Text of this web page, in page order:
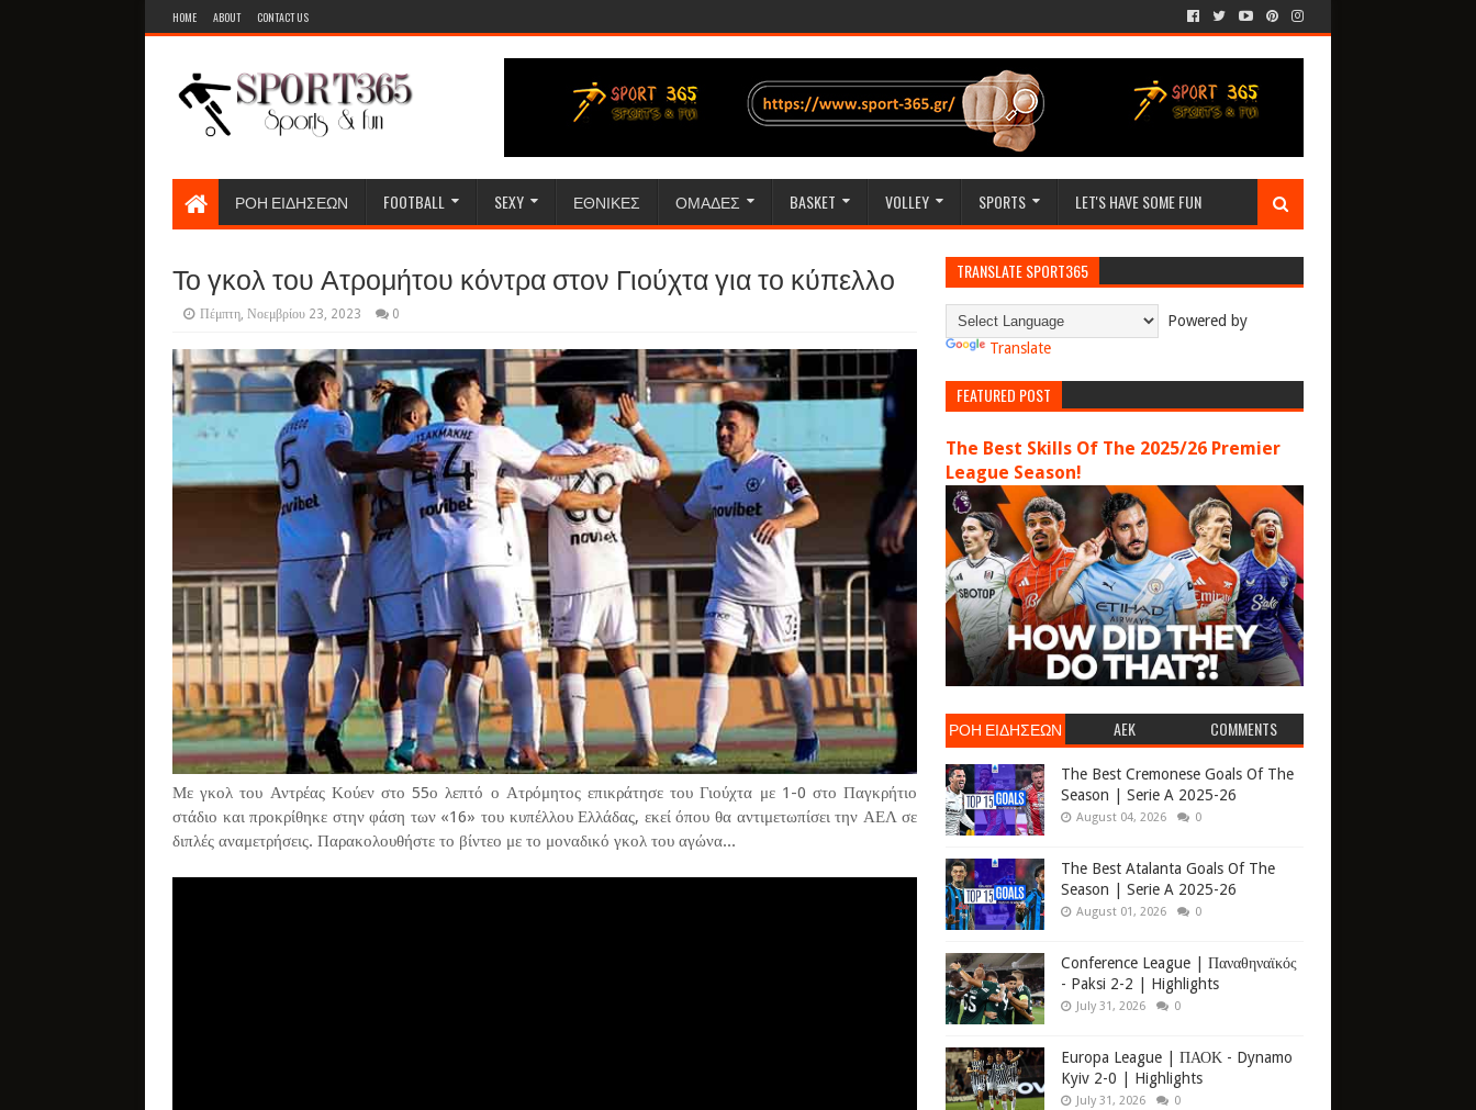
HOME ABOUT CONTACT US
ΡΟΗ ΕΙΔΗΣΕΩΝ FOOTBALL SEXY ΕΘΝΙΚΕΣ ΟΜΑΔΕΣ BASKET VOLLEY SPORTS LET'S HAVE SOME FUN
Το γκολ του Ατρομήτου κόντρα στον Γιούχτα για το κύπελλο
Πέμπτη, Νοεμβρίου 23, 2023 0
Με γκολ του Αντρέας Κούεν στο 55ο λεπτό ο Ατρόμητος επικράτησε του Γιούχτα με 1-0 στο Παγκρήτιο
στάδιο και προκρίθηκε στην φάση των «16» του κυπέλλου Ελλάδας, εκεί όπου θα αντιμετωπίσει την ΑΕΛ σε
διπλές αναμετρήσεις. Παρακολουθήστε το βίντεο με το μοναδικό γκολ του αγώνα...
TRANSLATE SPORT365
Powered by
Translate
FEATURED POST
The Best Skills Of The 2025/26 Premier
League Season!
ΡΟΗ ΕΙΔΗΣΕΩΝ AEK COMMENTS
The Best Cremonese Goals Of The
Season | Serie A 2025-26
August 04, 2026 0
The Best Atalanta Goals Of The
Season | Serie A 2025-26
August 01, 2026 0
Conference League | Παναθηναϊκός
- Paksi 2-2 | Highlights
July 31, 2026 0
Europa League | ΠΑΟΚ - Dynamo
Kyiv 2-0 | Highlights
July 31, 2026 0